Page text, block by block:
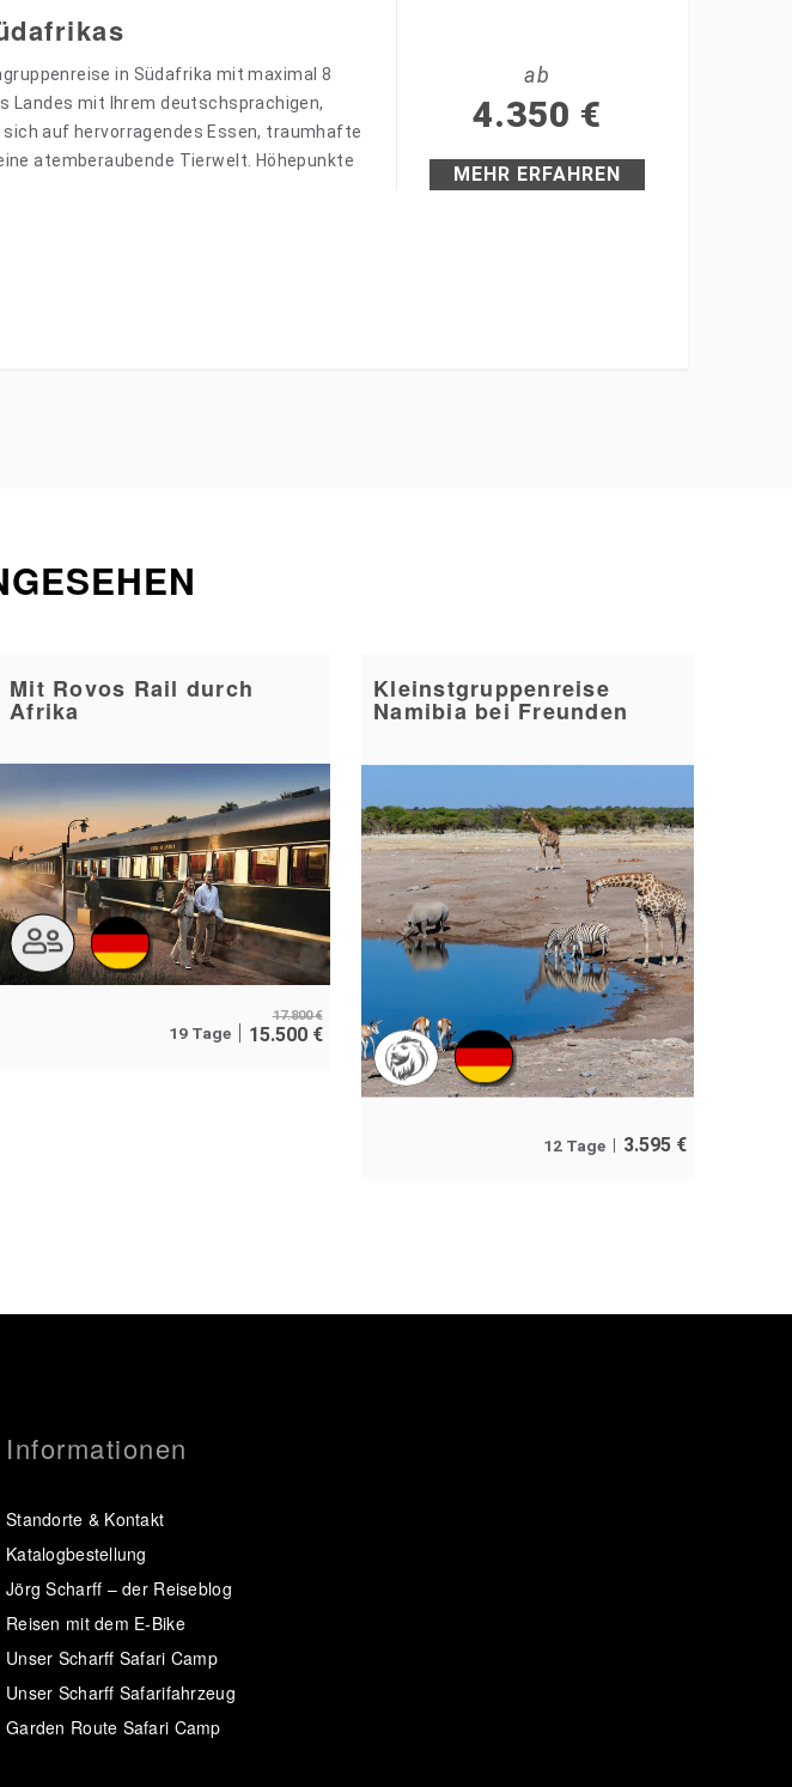
in Südafrika mit maximal 8
Landes mit Ihrem deutschsprachigen,
auf hervorragendes Essen, traumhafte
atemberaubende Tierwelt. Höhepunkte
ab
4.350 €
MEHR ERFAHREN
Mit Rovos Rail durch
Afrika
19 Tage
17.800 €
15.500 €
Kleinstgruppenreise
Namibia bei Freunden
12 Tage 3.595 €
Informationen
Standorte & Kontakt
Katalogbestellung
Jörg Scharff – der Reiseblog
Reisen mit dem E-Bike
Unser Scharff Safari Camp
Unser Scharff Safarifahrzeug
Garden Route Safari Camp